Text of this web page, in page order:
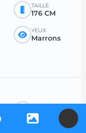
TAILLE
176 CM
YEUX
Marrons
ÂGE SOUHAITÉ
-